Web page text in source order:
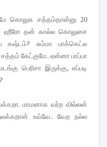
சத்தம்தான்னு 20
ஹீரோ தன் கால்ல கொலுசை
கஷ்டம்? சும்மா பாக்கெட்ல
கேட்குமே.. ஏன்னா பாப்பா
பெரிசா இருக்கு, எப்படி
மாமனாக வர்ற வில்லன்
உவ்வே.. வேற நல்ல